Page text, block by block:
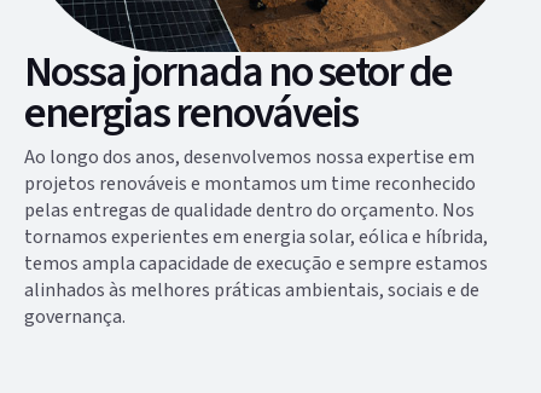
Nossa jornada no setor de
energias renováveis
Ao longo dos anos, desenvolvemos nossa expertise em
projetos renováveis e montamos um time reconhecido
pelas entregas de qualidade dentro do orçamento. Nos
tornamos experientes em energia solar, eólica e híbrida,
temos ampla capacidade de execução e sempre estamos
alinhados às melhores práticas ambientais, sociais e de
governança.